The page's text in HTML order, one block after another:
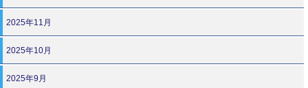
2025年11月
2025年10月
2025年9月